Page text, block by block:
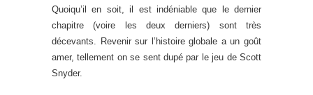
Quoiqu’il en soit, il est indéniable que le dernier
chapitre (voire les deux derniers) sont très
décevants. Revenir sur l’histoire globale a un goût
amer, tellement on se sent dupé par le jeu de Scott
Snyder.